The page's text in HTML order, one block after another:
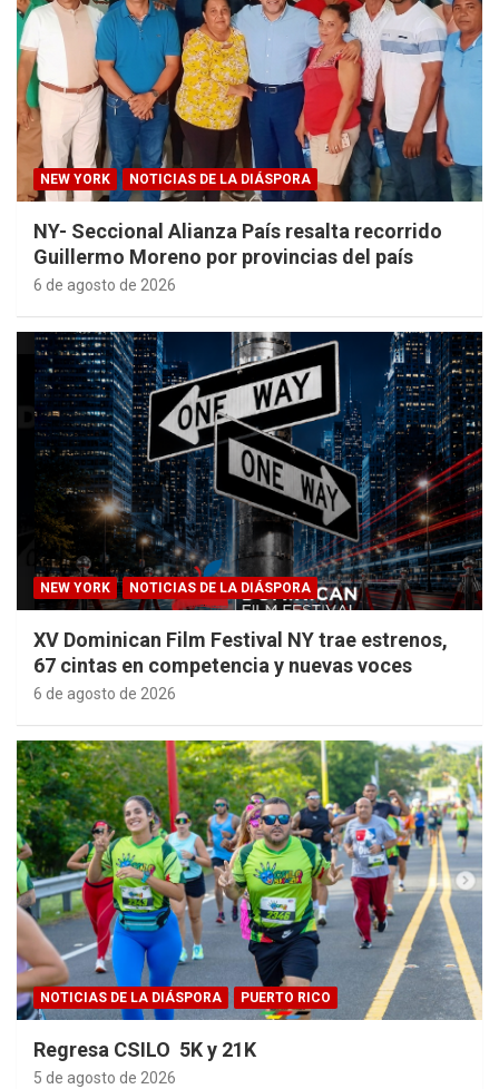
NEW YORK NOTICIAS DE LA DIÁSPORA
NY- Seccional Alianza País resalta recorrido
Guillermo Moreno por provincias del país
6 de agosto de 2026
NEW YORK NOTICIAS DE LA DIÁSPORA
XV Dominican Film Festival NY trae estrenos,
67 cintas en competencia y nuevas voces
6 de agosto de 2026
NOTICIAS DE LA DIÁSPORA PUERTO RICO
Regresa CSILO 5K y 21K
5 de agosto de 2026